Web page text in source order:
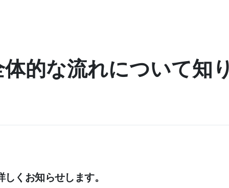
的な流れについて知
くお知らせします。